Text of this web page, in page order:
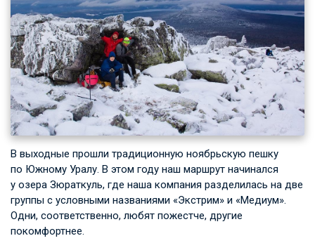
В выходные прошли традиционную ноябрьскую пешку
по Южному Уралу. В этом году наш маршрут начинался
у озера Зюраткуль, где наша компания разделилась на две
группы с условными названиями «Экстрим» и «Медиум».
Одни, соответственно, любят пожестче, другие
покомфортнее.